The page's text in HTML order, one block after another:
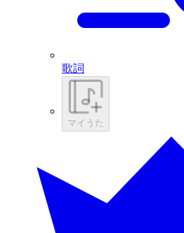
歌詞
マイうた